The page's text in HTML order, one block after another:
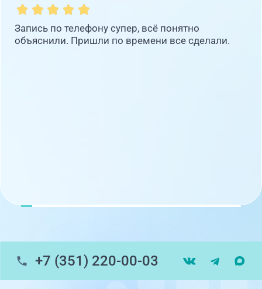
Запись по телефону супер, всё понятно
объяснили. Пришли по времени все сделали.
+7 (351) 220-00-03